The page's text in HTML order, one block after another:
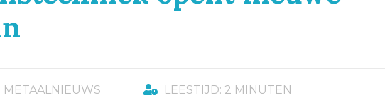
METAALNIEUWS LEESTIJD: 2 MINUTEN